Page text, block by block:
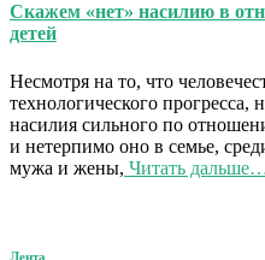
Скажем «нет» насилию в
детей
Несмотря на то, что
технологического прогресса,
насилия сильного по
и нетерпимо оно в семье,
мужа и жены, Читать
Лента